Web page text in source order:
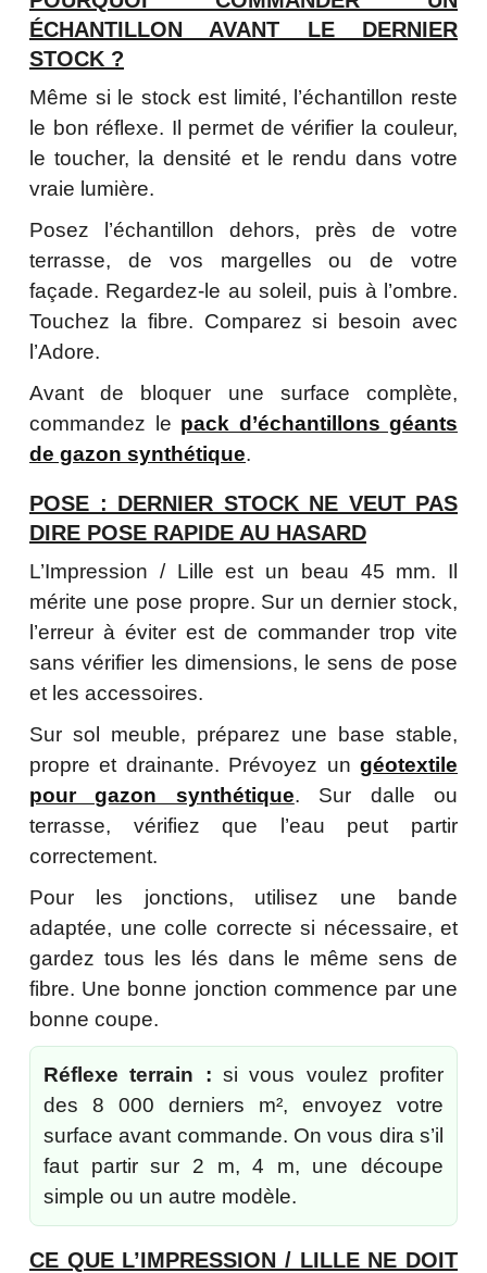
ÉCHANTILLON AVANT LE DERNIER
STOCK ?
Même si le stock est limité, l’échantillon reste
le bon réflexe. Il permet de vérifier la couleur,
le toucher, la densité et le rendu dans votre
vraie lumière.
Posez l’échantillon dehors, près de votre
terrasse, de vos margelles ou de votre
façade. Regardez-le au soleil, puis à l’ombre.
Touchez la fibre. Comparez si besoin avec
l’Adore.
Avant de bloquer une surface complète,
commandez le pack d’échantillons géants
de gazon synthétique.
POSE : DERNIER STOCK NE VEUT PAS
DIRE POSE RAPIDE AU HASARD
L’Impression / Lille est un beau 45 mm. Il
mérite une pose propre. Sur un dernier stock,
l’erreur à éviter est de commander trop vite
sans vérifier les dimensions, le sens de pose
et les accessoires.
Sur sol meuble, préparez une base stable,
propre et drainante. Prévoyez un géotextile
pour gazon synthétique. Sur dalle ou
terrasse, vérifiez que l’eau peut partir
correctement.
Pour les jonctions, utilisez une bande
adaptée, une colle correcte si nécessaire, et
gardez tous les lés dans le même sens de
fibre. Une bonne jonction commence par une
bonne coupe.
Réflexe terrain : si vous voulez profiter
des 8 000 derniers m², envoyez votre
surface avant commande. On vous dira s’il
faut partir sur 2 m, 4 m, une découpe
simple ou un autre modèle.
CE QUE L’IMPRESSION / LILLE NE DOIT